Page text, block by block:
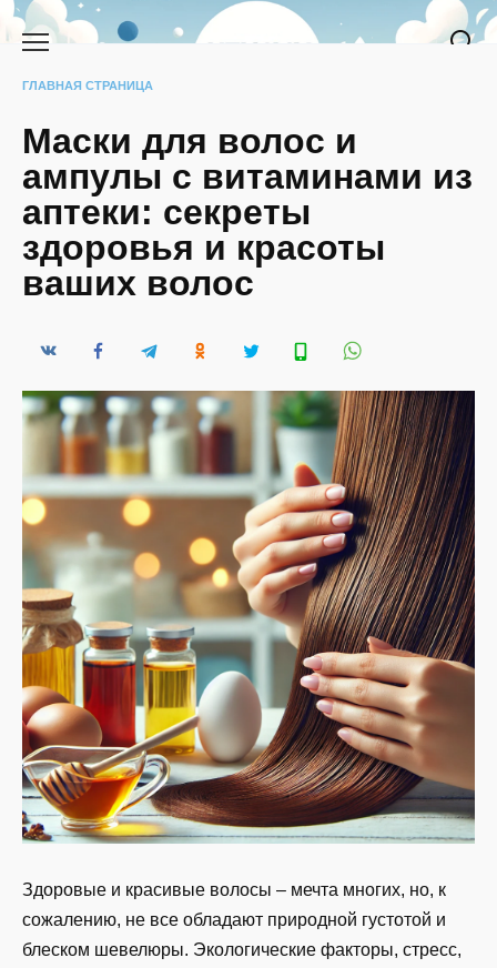
Перейти
ГЛАВНАЯ СТРАНИЦА
Маски для волос и
ампулы с витаминами из
аптеки: секреты
здоровья и красоты
ваших волос
Здоровые и красивые волосы – мечта многих, но, к
сожалению, не все обладают природной густотой и
блеском шевелюры. Экологические факторы, стресс,